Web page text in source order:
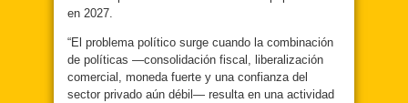
en 2027.
“El problema político surge cuando la combinación
de políticas —consolidación fiscal, liberalización
comercial, moneda fuerte y una confianza del
sector privado aún débil— resulta en una actividad